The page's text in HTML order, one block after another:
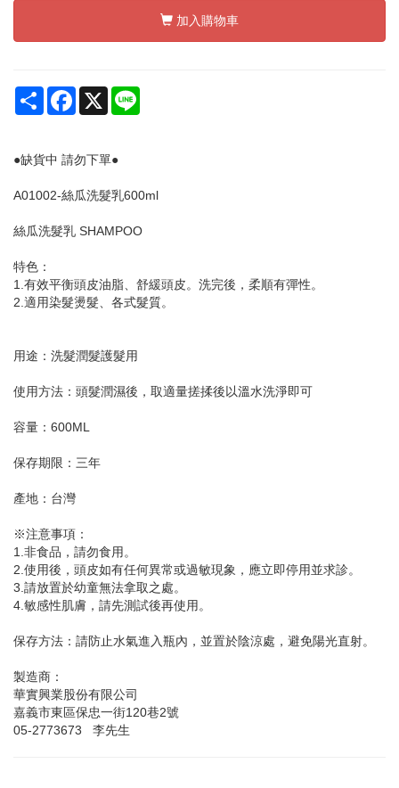
加入購物車
Share Facebook
X
●缺貨中 請勿下單●
A01002-絲瓜洗髮乳600ml
絲瓜洗髮乳 SHAMPOO
特色：
1.有效平衡頭皮油脂、舒緩頭皮。洗完後，柔順有彈性。
2.適用染髮燙髮、各式髮質。
用途：洗髮潤髮護髮用
使用方法：頭髮潤濕後，取適量搓揉後以溫水洗淨即可
容量：600ML
保存期限：三年
產地：台灣
※注意事項：
1.非食品，請勿食用。
2.使用後，頭皮如有任何異常或過敏現象，應立即停用並求診。
3.請放置於幼童無法拿取之處。
4.敏感性肌膚，請先測試後再使用。
保存方法：請防止水氣進入瓶內，並置於陰涼處，避免陽光直射。
製造商：
華實興業股份有限公司
嘉義市東區保忠一街120巷2號
05-2773673 李先生